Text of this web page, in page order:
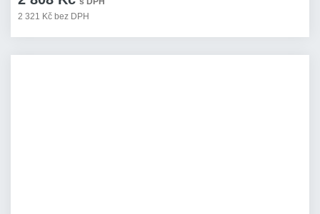
2 321 Kč bez DPH